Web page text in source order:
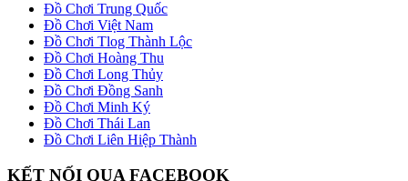
Đồ Chơi Trung Quốc
Đồ Chơi Việt Nam
Đồ Chơi Tlog Thành Lộc
Đồ Chơi Hoàng Thu
Đồ Chơi Long Thủy
Đồ Chơi Đồng Sanh
Đồ Chơi Minh Ký
Đồ Chơi Thái Lan
Đồ Chơi Liên Hiệp Thành
KẾT NỐI QUA FACEBOOK